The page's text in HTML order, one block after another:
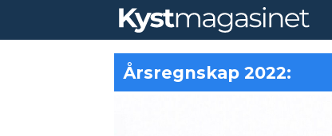
Årsregnskap 2022: